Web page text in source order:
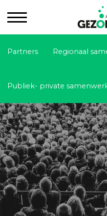
Partners Regionaal
Publiek- private